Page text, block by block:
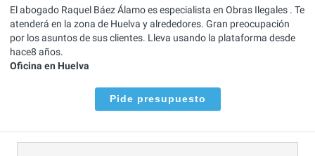
El abogado Raquel Báez Álamo es especialista en Obras Ilegales . Te
atenderá en la zona de Huelva y alrededores. Gran preocupación
por los asuntos de sus clientes. Lleva usando la plataforma desde
hace8 años.
Oficina en Huelva
Pide presupuesto